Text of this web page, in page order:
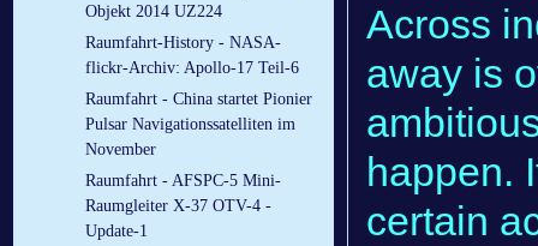
Objekt 2014 UZ224
Raumfahrt-History - NASA-
flickr-Archiv: Apollo-17 Teil-6
Raumfahrt - China startet Pionier
Pulsar Navigationssatelliten im
November
Raumfahrt - AFSPC-5 Mini-
Raumgleiter X-37 OTV-4 -
Update-1
Across
away is
happen.
certain